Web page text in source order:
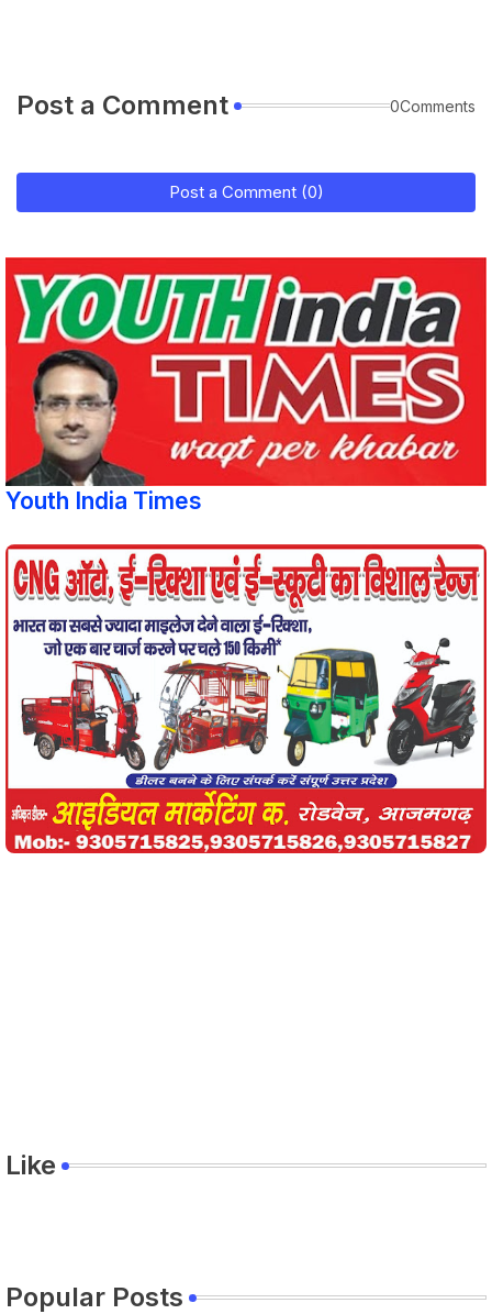
Post a Comment 0Comments
Post a Comment (0)
Youth India Times
Like
Popular Posts